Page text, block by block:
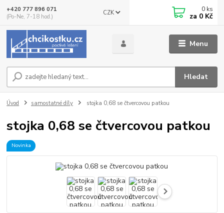
Menu
CZK
Hledat
+420 777 896 071
(Po-Ne, 7-18 hod.)
0 ks
za 0 Kč
Úvod samostatné díly stojka 0,68 se čtvercovou patkou
stojka 0,68 se čtvercovou patkou
Novinka